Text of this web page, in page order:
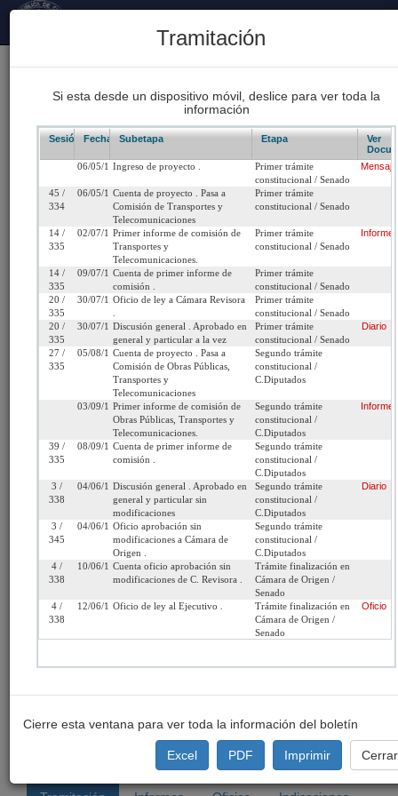
Proyectos de Ley Despachados 93
62
Boletín 2022-15
Inicio
Título:
Modifica artículos transitorios que indica de la
Nº 19.495, para eliminar el requisito de
básica respecto de las personas que renuevan
licencia de conducir.
Martes 6 de Mayo, 1997
Urgencia
Actual:
Sin urgencia
Cámara
Senado Iniciativa: Moción
Proyecto:
Proyecto de ley Refundido:
/ 2022-15 *matriz*
Tramitación terminada
Ley Nº 19.572 (Diario
Oficial del 05/08/1998)
http://www.senado.cl/appsenado/templates/tramitacion/
Seleccione la información que desea
Tramitación
Si esta desde un dispositivo móvil, deslice para ver toda la
información
Sesión/Leg.
Fecha Subetapa Etapa
Ver
06/05/1997Ingreso de proyecto .
Primer trámite
constitucional / Senado
45 /
334
06/05/1997Cuenta de proyecto . Pasa a
Comisión de Transportes y
Telecomunicaciones
Primer trámite
constitucional / Senado
14 /
335
02/07/1997Primer informe de comisión de
Transportes y
Telecomunicaciones.
Primer trámite
constitucional / Senado
Informe
14 /
335
09/07/1997Cuenta de primer informe de
comisión .
Primer trámite
constitucional / Senado
20 /
335
30/07/1997Oficio de ley a Cámara Revisora
Primer trámite
constitucional / Senado
20 /
335
30/07/1997Discusión general . Aprobado en
general y particular a la vez
Primer trámite
constitucional / Senado
Diario
27 /
335
05/08/1997Cuenta de proyecto . Pasa a
Comisión de Obras Públicas,
Transportes y
Telecomunicaciones
Segundo trámite
constitucional /
C.Diputados
03/09/1997Primer informe de comisión de
Obras Públicas, Transportes y
Telecomunicaciones.
Segundo trámite
constitucional /
C.Diputados
Informe
39 /
335
08/09/1997Cuenta de primer informe de
comisión .
Segundo trámite
constitucional /
C.Diputados
3 /
338
04/06/1998Discusión general . Aprobado en
general y particular sin
modificaciones
Segundo trámite
constitucional /
C.Diputados
Diario
3 /
345
04/06/1998Oficio aprobación sin
modificaciones a Cámara de
Origen .
Segundo trámite
constitucional /
C.Diputados
4 /
338
10/06/1998Cuenta oficio aprobación sin
modificaciones de C. Revisora .
Trámite finalización en
Cámara de Origen /
Senado
4 /
338
12/06/1998Oficio de ley al Ejecutivo .
Trámite finalización en
Cámara de Origen /
Senado
Oficio
Cierre esta ventana para ver toda la información del boletín
Excel PDF Imprimir Cerrar